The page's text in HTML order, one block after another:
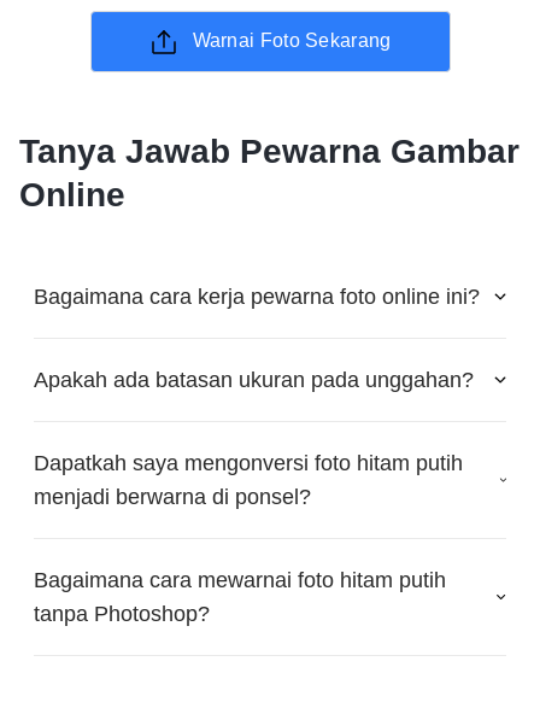
Warnai Foto Sekarang
Tanya Jawab Pewarna Gambar
Online
Bagaimana cara kerja pewarna foto online ini?
Apakah ada batasan ukuran pada unggahan?
Dapatkah saya mengonversi foto hitam putih
menjadi berwarna di ponsel?
Bagaimana cara mewarnai foto hitam putih
tanpa Photoshop?